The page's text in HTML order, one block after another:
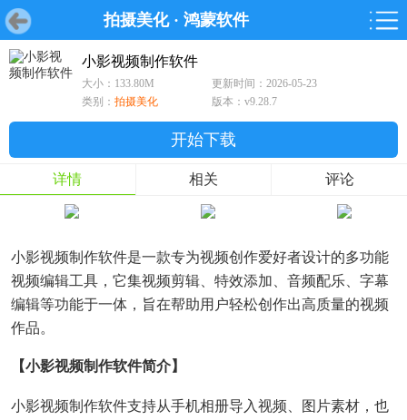
拍摄美化· 鸿蒙软件
首页 游戏 软件
首页 游戏 软件 鸿蒙
游戏
鸿蒙
软件
专题
小影视频制作软件
大小：133.80M
更新时间：2026-05-23
类别： 拍摄美化 版本：v9.28.7
开始下载
详情 相关 评论
小影视频制作软件是一款专为视频创作爱好者设计的多功能
视频编辑工具，它集视频剪辑、特效添加、音频配乐、字幕
编辑等功能于一体，旨在帮助用户轻松创作出高质量的视频
作品。
【小影视频制作软件简介】
小影视频制作软件支持从手机相册导入视频、图片素材，也